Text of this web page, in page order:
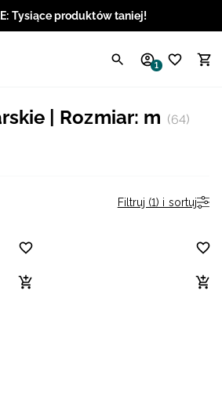
Tysiące produktów taniej!
1
| Rozmiar: m (64)
Filtruj (1) i sortuj
Angielski / USD
Chorwacki / EUR